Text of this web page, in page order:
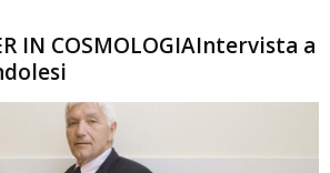
IN COSMOLOGIAIntervista a